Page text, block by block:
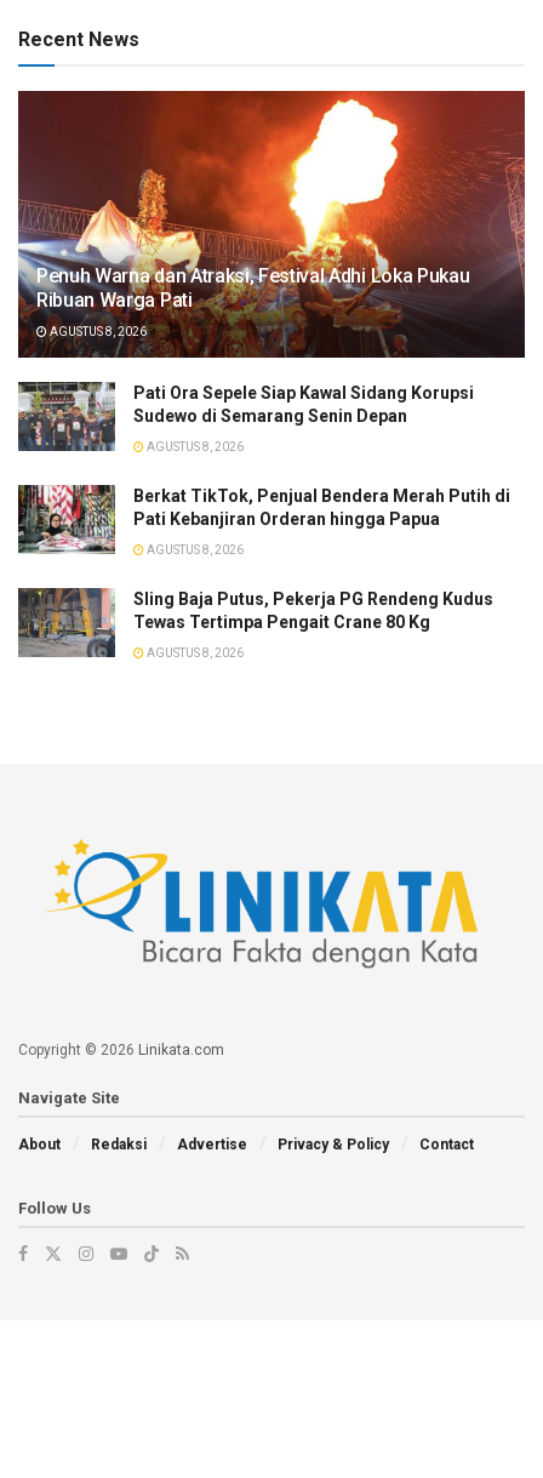
Recent News
Penuh Warna dan Atraksi, Festival Adhi Loka Pukau
Ribuan Warga Pati
AGUSTUS 8, 2026
Pati Ora Sepele Siap Kawal Sidang Korupsi
Sudewo di Semarang Senin Depan
AGUSTUS 8, 2026
​Berkat TikTok, Penjual Bendera Merah Putih di
Pati Kebanjiran Orderan hingga Papua
AGUSTUS 8, 2026
Sling Baja Putus, Pekerja PG Rendeng Kudus
Tewas Tertimpa Pengait Crane 80 Kg
AGUSTUS 8, 2026
Copyright © 2026 Linikata.com
Navigate Site
About Redaksi Advertise Privacy & Policy Contact
Follow Us